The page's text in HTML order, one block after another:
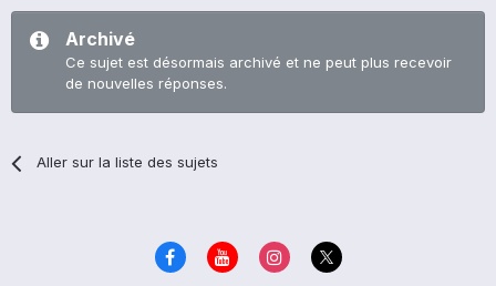
Archivé
Ce sujet est désormais archivé et ne peut plus recevoir
de nouvelles réponses.
Aller sur la liste des sujets